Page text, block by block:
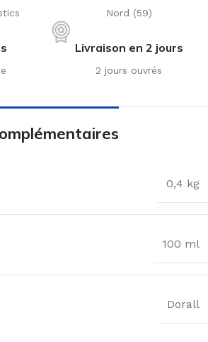
Nord (59)
Livraison en 2 jours
2 jours ouvrés
0,4 kg
100 ml
Dorall